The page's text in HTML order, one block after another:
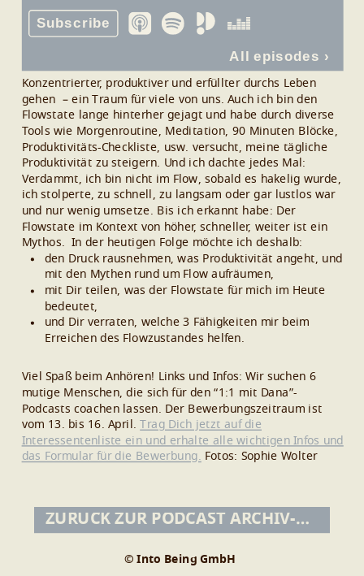
Konzentrierter, produktiver und erfüllter durchs Leben
gehen – ein Traum für viele von uns.
Auch ich bin den
Flowstate lange hinterher gejagt und habe durch diverse
Tools wie Morgenroutine, Meditation, 90 Minuten Blöcke,
Produktivitäts-Checkliste, usw. versucht, meine tägliche
Produktivität zu steigern.
Und ich dachte jedes Mal:
Verdammt, ich bin nicht im Flow, sobald es hakelig wurde,
ich stolperte, zu schnell, zu langsam oder gar lustlos war
und nur wenig umsetze.
Bis ich erkannt habe: Der
Flowstate im Kontext von höher, schneller, weiter ist ein
Mythos.
In der heutigen Folge möchte ich deshalb:
den Druck rausnehmen, was Produktivität angeht, und
mit den Mythen rund um Flow aufräumen,
mit Dir teilen, was der Flowstate für mich im Heute
bedeutet,
und Dir verraten, welche 3 Fähigkeiten mir beim
Erreichen des Flowzustandes helfen.
Viel Spaß beim Anhören! Links und Infos: Wir suchen 6
mutige Menschen, die sich für den “1:1 mit Dana”-
Podcasts coachen lassen. Der Bewerbungszeitraum ist
vom 13. bis 16. April.Trag Dich jetzt auf die
Interessentenliste ein und erhalte alle wichtigen Infos und
das Formular für die Bewerbung. Fotos: Sophie Wolter
ZURÜCK ZUR PODCAST ARCHIV-ÜBERSICHT
© Into Being GmbH